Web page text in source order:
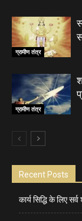
ग्रामीण तंत्र
ग्रामीण तंत्र
Recent Posts
कार्य सिद्धि के लिए